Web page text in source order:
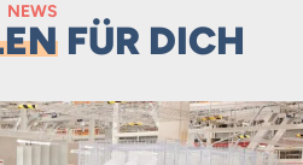
NEWS
FÜR DICH